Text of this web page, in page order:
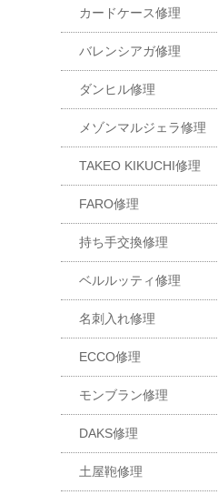
カードケース修理
バレンシアガ修理
ダンヒル修理
メゾンマルジェラ修理
TAKEO KIKUCHI修理
FARO修理
持ち手交換修理
ベルルッティ修理
名刺入れ修理
ECCO修理
モンブラン修理
DAKS修理
土屋鞄修理